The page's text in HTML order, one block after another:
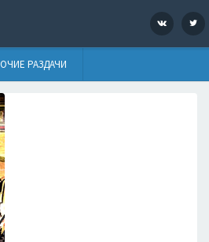
VK
РАЗДАЧИ